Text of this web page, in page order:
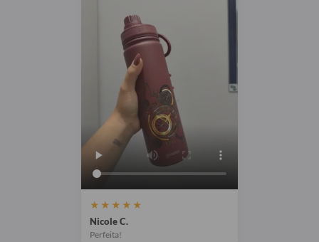
★★★★★
Nicole C.
Perfeita!